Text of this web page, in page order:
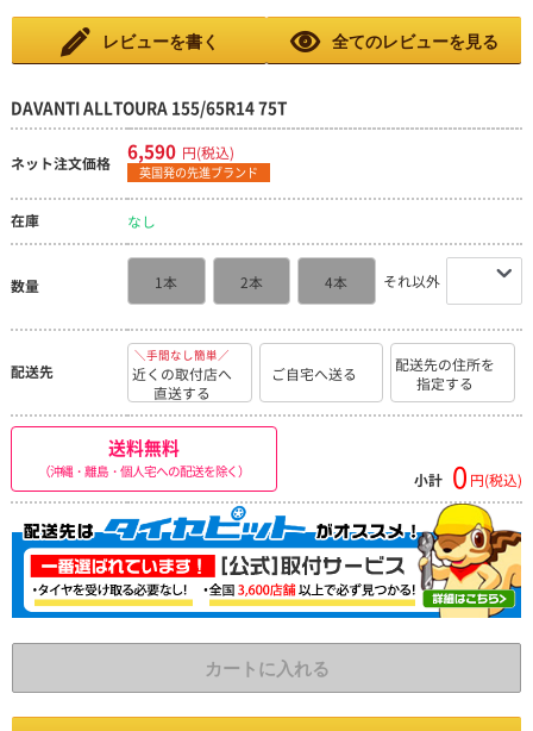
レビューを書く 全てのレビューを見る
DAVANTI ALLTOURA 155/65R14 75T
ネット注文価格 6,590 円(税込)
英国発の先進ブランド
在庫 なし
数量 1本 2本 4本 それ以外
配送先
＼手間なし簡単／
近くの取付店へ
直送する
ご自宅へ送る
配送先の住所を
指定する
送料無料
（沖縄・離島・個人宅への配送を除く） 小計 0 円(税込)
カートに入れる